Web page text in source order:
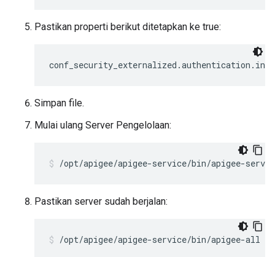
Pastikan properti berikut ditetapkan ke true:
Simpan file.
Mulai ulang Server Pengelolaan:
/opt/apigee/apigee-service/bin/apigee-
Pastikan server sudah berjalan:
/opt/apigee/apigee-service/bin/apigee-all